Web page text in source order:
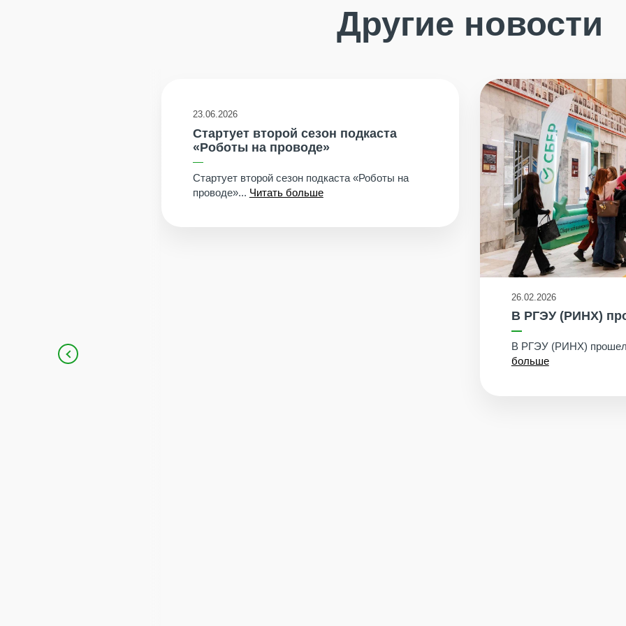
Другие новости
23.06.2026
Стартует второй сезон подкаста
«Роботы на проводе»
Стартует второй сезон подкаста «Роботы на
проводе»... Читать больше
26.02.2026
В РГЭУ (РИНХ)
В РГЭУ (РИНХ)
больше